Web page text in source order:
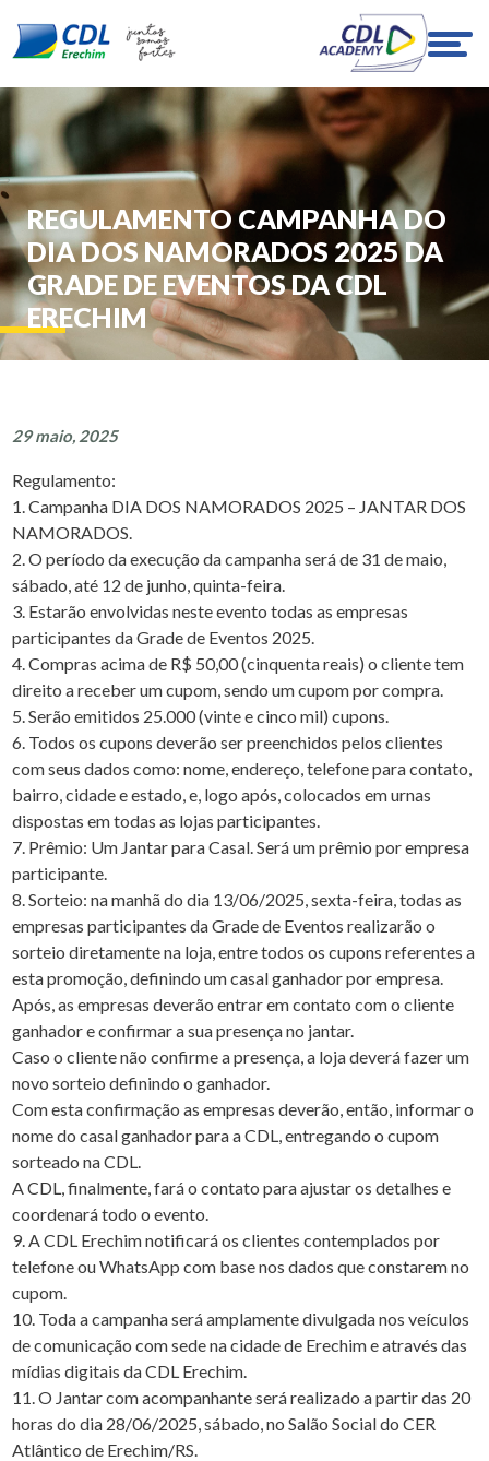
REGULAMENTO CAMPANHA DO
DIA DOS NAMORADOS 2025 DA
GRADE DE EVENTOS DA CDL
ERECHIM
29 maio, 2025
Regulamento:
1. Campanha DIA DOS NAMORADOS 2025 – JANTAR DOS
NAMORADOS.
2. O período da execução da campanha será de 31 de maio,
sábado, até 12 de junho, quinta-feira.
3. Estarão envolvidas neste evento todas as empresas
participantes da Grade de Eventos 2025.
4. Compras acima de R$ 50,00 (cinquenta reais) o cliente tem
direito a receber um cupom, sendo um cupom por compra.
5. Serão emitidos 25.000 (vinte e cinco mil) cupons.
6. Todos os cupons deverão ser preenchidos pelos clientes
com seus dados como: nome, endereço, telefone para contato,
bairro, cidade e estado, e, logo após, colocados em urnas
dispostas em todas as lojas participantes.
7. Prêmio: Um Jantar para Casal. Será um prêmio por empresa
participante.
8. Sorteio: na manhã do dia 13/06/2025, sexta-feira, todas as
empresas participantes da Grade de Eventos realizarão o
sorteio diretamente na loja, entre todos os cupons referentes a
esta promoção, definindo um casal ganhador por empresa.
Após, as empresas deverão entrar em contato com o cliente
ganhador e confirmar a sua presença no jantar.
Caso o cliente não confirme a presença, a loja deverá fazer um
novo sorteio definindo o ganhador.
Com esta confirmação as empresas deverão, então, informar o
nome do casal ganhador para a CDL, entregando o cupom
sorteado na CDL.
A CDL, finalmente, fará o contato para ajustar os detalhes e
coordenará todo o evento.
9. A CDL Erechim notificará os clientes contemplados por
telefone ou WhatsApp com base nos dados que constarem no
cupom.
10. Toda a campanha será amplamente divulgada nos veículos
de comunicação com sede na cidade de Erechim e através das
mídias digitais da CDL Erechim.
11. O Jantar com acompanhante será realizado a partir das 20
horas do dia 28/06/2025, sábado, no Salão Social do CER
Atlântico de Erechim/RS.